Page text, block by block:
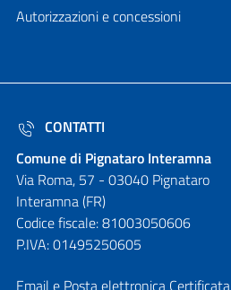
Autorizzazioni e concessioni
CONTATTI
Comune di Pignataro Interamna
Via Roma, 57 - 03040 Pignataro
Interamna (FR)
Codice fiscale: 81003050606
P.IVA: 01495250605